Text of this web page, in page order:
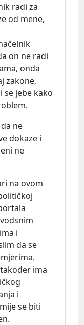
radi za
od mene,
on ne radi
onda
zakone,
se jebe kako
ne
dokaze i
ne
na ovom
i
da se
ima
i
se biti